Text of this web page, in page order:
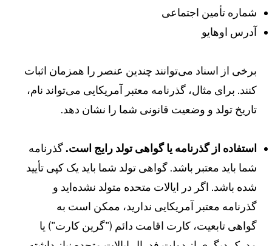
شماره تأمین اجتماعی
آدرس اوهایو
برخی از اسناد می‌توانند چندین عنصر را همزمان اثبات
کنند. برای مثال، گذرنامه معتبر آمریکایی می‌تواند نام،
تاریخ تولد و وضعیت قانونی شما را نشان دهد.
استفاده از گذرنامه یا گواهی تولد رایج است.گذرنامه
شما باید معتبر باشد. گواهی تولد شما باید یک کپی تأیید
شده باشد. اگر در ایالات متحده متولد نشده‌اید و
گذرنامه معتبر آمریکایی ندارید، ممکن است به
گواهی تابعیت، کارت اقامت دائم ("گرین کارت") یا